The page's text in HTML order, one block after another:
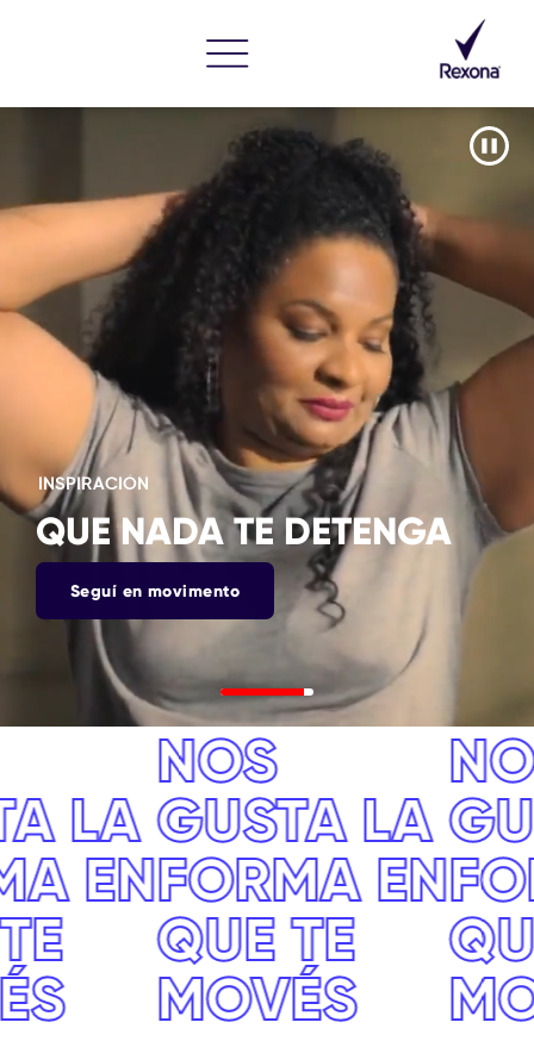
QUE NADA TE DETENGA
INSPIRACIÓN
Seguí en movimento
Nos gusta la forma en que te movés
NOS
GUSTA LA
FORMA EN
QUE TE
MOVÉS
NOS
QUE